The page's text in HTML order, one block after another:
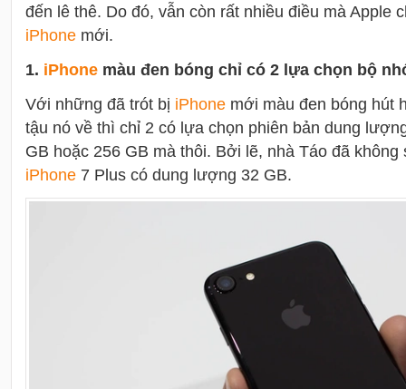
đến lê thê. Do đó, vẫn còn rất nhiều điều mà Apple
iPhone mới.
1. iPhone màu đen bóng chỉ có 2 lựa chọn bộ
Với những đã trót bị iPhone mới màu đen bóng hút
tậu nó về thì chỉ 2 có lựa chọn phiên bản dung
GB hoặc 256 GB mà thôi. Bởi lẽ, nhà Táo đã
iPhone 7 Plus có dung lượng 32 GB.